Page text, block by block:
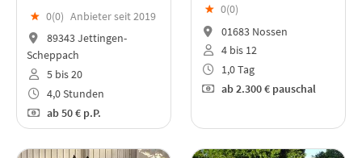
★ 0(0) Anbieter seit 2019
89343 Jettingen-
Scheppach
5 bis 20
4,0 Stunden
ab50 € p.P.
★ 0(0)
01683 Nossen
4 bis 12
1,0 Tag
ab2.300 € pauschal